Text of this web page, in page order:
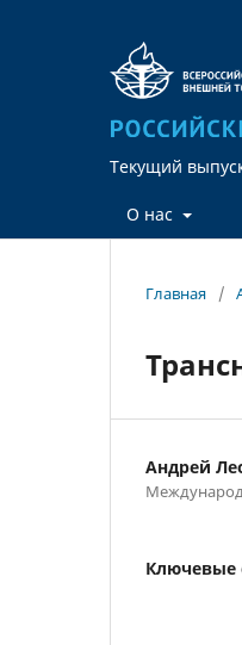
Текущий
О нас
Главная /
Андрей
Ключевые